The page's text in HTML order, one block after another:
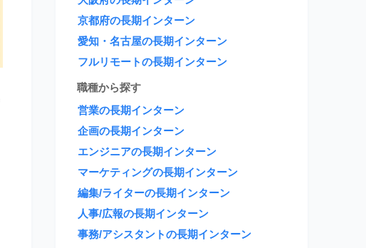
京都府の長期インターン
愛知・名古屋の長期インターン
フルリモートの長期インターン
職種から探す
営業の長期インターン
企画の長期インターン
エンジニアの長期インターン
マーケティングの長期インターン
編集/ライターの長期インターン
人事/広報の長期インターン
事務/アシスタントの長期インターン